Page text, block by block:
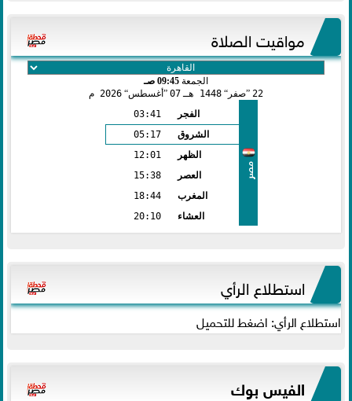
مواقيت الصلاة
الجمعة 09:45 صـ
22
صفر 1448 هـ 07 أغسطس 2026 م
مصر
الفجر
03:41
الشروق
05:17
الظهر
12:01
العصر
15:38
المغرب
18:44
العشاء
20:10
استطلاع الرأي
استطلاع الرأي: اضغط للتحميل
الفيس بوك